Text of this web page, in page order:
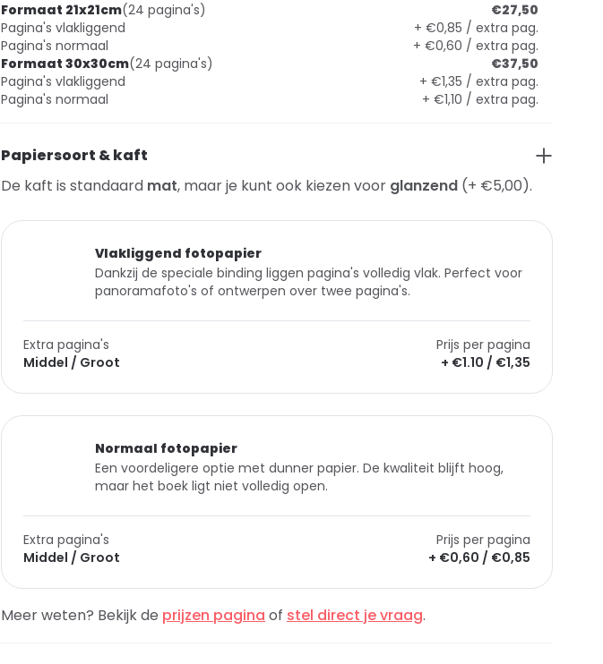
Formaat 21x21cm(24 pagina's)
€27,50
Pagina's vlakliggend
+ €0,85 / extra pag.
Pagina's normaal
+ €0,60 / extra pag.
Formaat 30x30cm(24 pagina's)
€37,50
Pagina's vlakliggend
+ €1,35 / extra pag.
Pagina's normaal
+ €1,10 / extra pag.
Papiersoort & kaft
De kaft is standaard mat, maar je kunt ook kiezen voor glanzend (+ €5,00).
Vlakliggend fotopapier
Dankzij de speciale binding liggen pagina's volledig vlak. Perfect voor
panoramafoto's of ontwerpen over twee pagina's.
Extra pagina's
Prijs per pagina
Middel / Groot
+ €1.10 / €1,35
Normaal fotopapier
Een voordeligere optie met dunner papier. De kwaliteit blijft hoog,
maar het boek ligt niet volledig open.
Extra pagina's
Prijs per pagina
Middel / Groot
+ €0,60 / €0,85
Meer weten? Bekijk de prijzen pagina of stel direct je vraag.